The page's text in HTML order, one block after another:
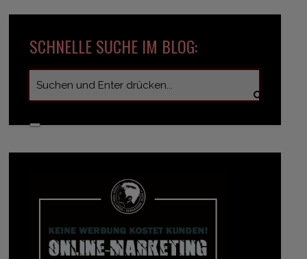
SCHNELLE SUCHE IM BLOG: